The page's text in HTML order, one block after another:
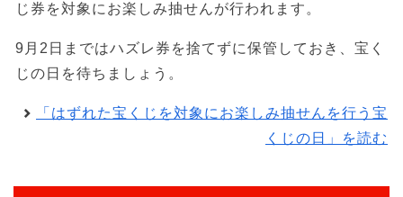
じ券を対象にお楽しみ抽せんが行われます。
9月2日まではハズレ券を捨てずに保管しておき、宝く
じの日を待ちましょう。
「はずれた宝くじを対象にお楽しみ抽せんを行う宝
くじの日」を読む